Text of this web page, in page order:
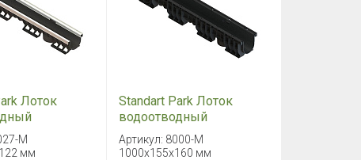
Лоток
PolyMax
мм
М
мм
Standart Park Лоток
водоотводный
пластиковый PolyMax
Basic 1000х155х160 мм
Артикул: 8000-М
1000х155х160 мм